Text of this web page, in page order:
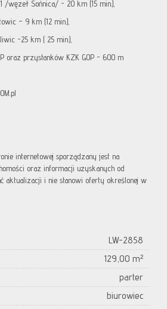
/węzeł Sońnica/ - 20 km (15 min.),
– 9 km (12 min.),
-25 km ( 25 min.),
oraz przystanków KZK GOP - 600 m
internetowej sporządzany jest na
oraz informacji uzyskanych od
aktualizacji i nie stanowi oferty określonej w
LW-2858
129,00 m²
parter
biurowiec